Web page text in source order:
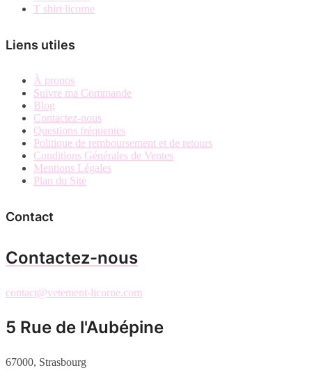
T shirt licorne
Liens utiles
À propos
Suivre ma Commande
Blog
Contactez-nous
Questions fréquentes
Politique de remboursement et de retours
Conditions Générales de Ventes
Mentions Légales
Plan du Site
Contact
Contactez-nous
contact@vetement-licorne.com
5 Rue de l'Aubépine
67000, Strasbourg